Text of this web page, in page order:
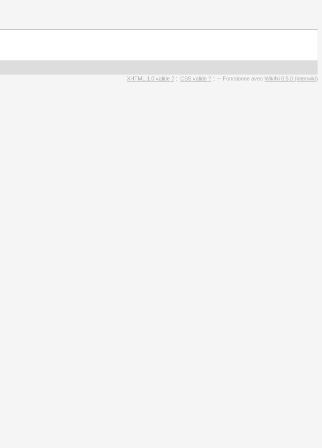
XHTML 1.0 valide ? :: CSS valide ? :: -- Fonctionne avec WikiNi 0.5.0 (interwiki)